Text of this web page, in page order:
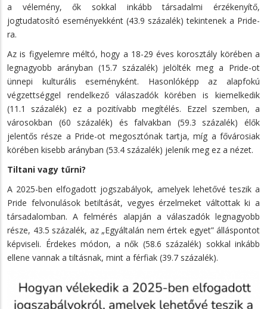
a vélemény, ők sokkal inkább társadalmi érzékenyítő,
jogtudatosító eseményekként (43.9 százalék) tekintenek a Pride-
ra.
Az is figyelemre méltó, hogy a 18-29 éves korosztály körében a
legnagyobb arányban (15.7 százalék) jelölték meg a Pride-ot
ünnepi kulturális eseményként. Hasonlóképp az alapfokú
végzettséggel rendelkező válaszadók körében is kiemelkedik
(11.1 százalék) ez a pozitívabb megítélés. Ezzel szemben, a
városokban (60 százalék) és falvakban (59.3 százalék) élők
jelentős része a Pride-ot megosztónak tartja, míg a fővárosiak
körében kisebb arányban (53.4 százalék) jelenik meg ez a nézet.
Tiltani vagy tűrni?
A 2025-ben elfogadott jogszabályok, amelyek lehetővé teszik a
Pride felvonulások betiltását, vegyes érzelmeket váltottak ki a
társadalomban. A felmérés alapján a válaszadók legnagyobb
része, 43.5 százalék, az „Egyáltalán nem értek egyet” álláspontot
képviseli. Érdekes módon, a nők (58.6 százalék) sokkal inkább
ellene vannak a tiltásnak, mint a férfiak (39.7 százalék).